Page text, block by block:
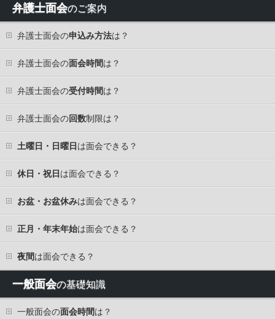
弁護士面会のご案内
弁護士面会の申込み方法は？
弁護士面会の面会時間は？
弁護士面会の受付時間は？
弁護士面会の回数制限は？
土曜日・日曜日 は面会できる？
休日・祝日 は面会できる？
お盆・お盆休みは面会できる？
正月・年末年始は面会できる？
夜間は面会できる？
一般面会の基礎知識
一般面会の面会時間は？